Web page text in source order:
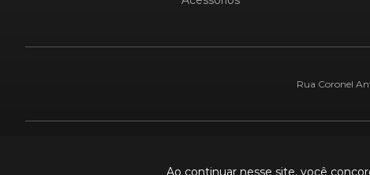
Ao continuar nesse site, você
Rua Coronel